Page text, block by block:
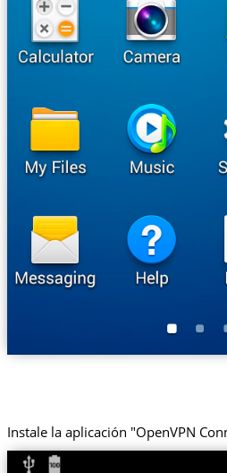
Instale la aplicación "OpenVPN